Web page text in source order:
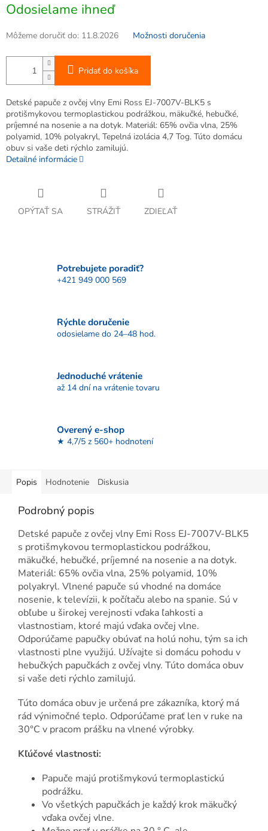
cena:
Odosielame ihneď
Môžeme doručiť do: 11.8.2026 Možnosti doručenia
Pridať do košíka
Detské papuče z ovčej vlny Emi Ross EJ-7007V-BLK5 s
protišmykovou termoplastickou podrážkou, mäkučké, hebučké,
príjemné na nosenie a na dotyk. Materiál: 65% ovčia vlna, 25%
polyamid, 10% polyakryl, Tepelná izolácia 4,7 Tog. Túto domácu
obuv si vaše deti rýchlo zamilujú.
Detailné informácie
OPÝTAŤ SA STRÁŽIŤ ZDIEĽAŤ
Potrebujete poradiť?
+421 949 000 569
Rýchle doručenie
odosielame do 24–48 hod.
Jednoduché vrátenie
až 14 dní na vrátenie tovaru
Overený e-shop
★ 4,7/5 z 560+ hodnotení
Popis Hodnotenie Diskusia
Podrobný popis
Detské papuče z ovčej vlny Emi Ross EJ-7007V-BLK5
s protišmykovou termoplastickou podrážkou,
mäkučké, hebučké, príjemné na nosenie a na dotyk.
Materiál: 65% ovčia vlna, 25% polyamid, 10%
polyakryl. Vlnené papuče sú vhodné na domáce
nosenie, k televízii, k počítaču alebo na spanie. Sú v
obľube u širokej verejnosti vďaka ľahkosti a
vlastnostiam, ktoré majú vďaka ovčej vlne.
Odporúčame papučky obúvať na holú nohu, tým sa ich
vlastnosti plne využijú. Užívajte si domácu pohodu v
hebučkých papučkách z ovčej vlny. Túto domáca obuv
si vaše deti rýchlo zamilujú.
Túto domáca obuv je určená pre zákazníka, ktorý má
rád výnimočné teplo. Odporúčame prať len v ruke na
30°C v pracom prášku na vlnené výrobky.
Kľúčové vlastnosti:
Papuče majú protišmykovú termoplastickú
podrážku.
Vo všetkých papučkách je každý krok mäkučký
vďaka ovčej vlne.